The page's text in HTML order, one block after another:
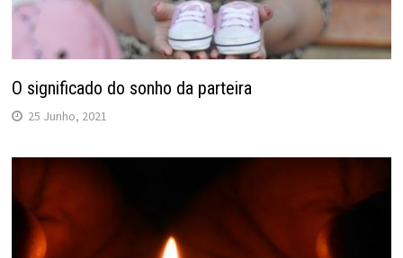
O significado do sonho da parteira
25 Junho, 2021